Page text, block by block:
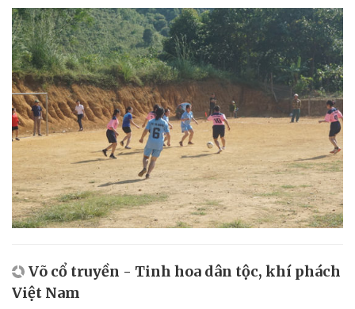
Võ cổ truyền - Tinh hoa dân tộc, khí phách
Việt Nam